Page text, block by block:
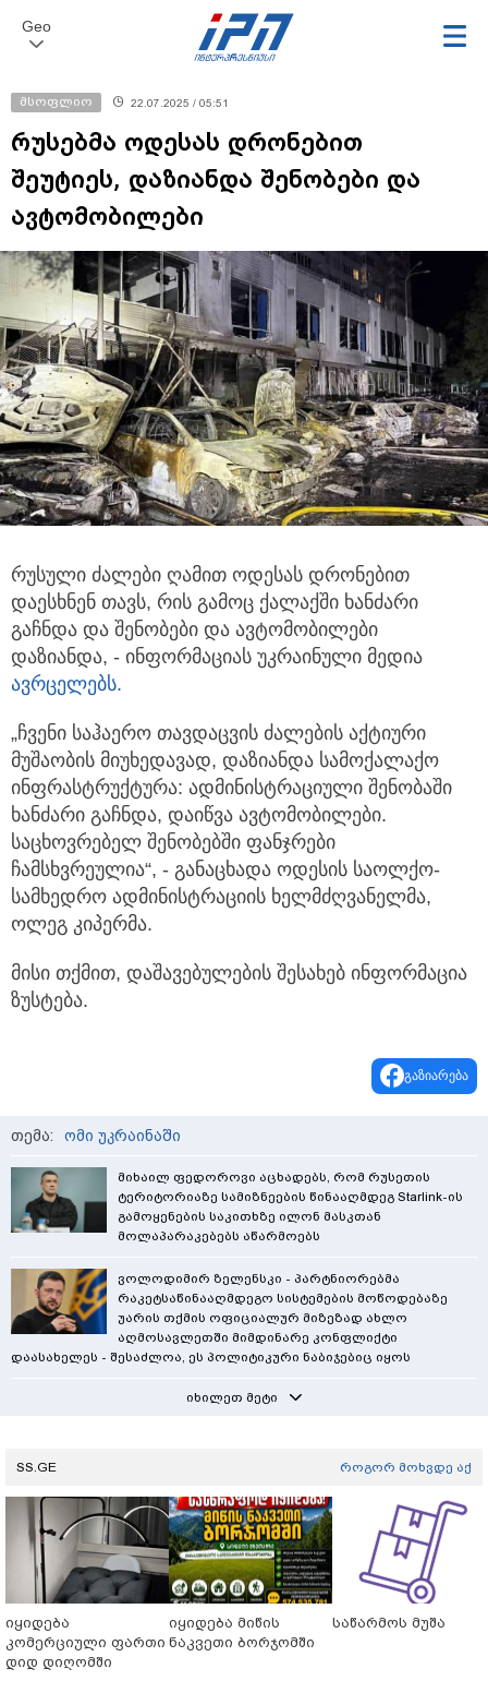
Geo
მსოფლიო 22.07.2025 / 05:51
რუსებმა ოდესას დრონებით
შეუტიეს, დაზიანდა შენობები და
ავტომობილები
რუსული ძალები ღამით ოდესას დრონებით
დაესხნენ თავს, რის გამოც ქალაქში ხანძარი
გაჩნდა და შენობები და ავტომობილები
დაზიანდა, - ინფორმაციას უკრაინული მედია
ავრცელებს.
„ჩვენი საჰაერო თავდაცვის ძალების აქტიური
მუშაობის მიუხედავად, დაზიანდა სამოქალაქო
ინფრასტრუქტურა: ადმინისტრაციული შენობაში
ხანძარი გაჩნდა, დაიწვა ავტომობილები.
საცხოვრებელ შენობებში ფანჯრები
ჩამსხვრეულია“, - განაცხადა ოდესის საოლქო-
სამხედრო ადმინისტრაციის ხელმძღვანელმა,
ოლეგ კიპერმა.
მისი თქმით, დაშავებულების შესახებ ინფორმაცია
ზუსტება.
გაზიარება
თემა: ომი უკრაინაში
მიხაილ ფედოროვი აცხადებს, რომ რუსეთის
ტერიტორიაზე სამიზნეების წინააღმდეგ Starlink-ის
გამოყენების საკითხზე ილონ მასკთან
მოლაპარაკებებს აწარმოებს
ვოლოდიმირ ზელენსკი - პარტნიორებმა
რაკეტსაწინააღმდეგო სისტემების მოწოდებაზე
უარის თქმის ოფიციალურ მიზეზად ახლო
აღმოსავლეთში მიმდინარე კონფლიქტი
დაასახელეს - შესაძლოა, ეს პოლიტიკური ნაბიჯებიც იყოს
იხილეთ მეტი
SS.GE როგორ მოხვდე აქ
იყიდება
კომერციული ფართი
დიდ დიღომში
იყიდება მიწის
ნაკვეთი ბორჯომში
საწარმოს მუშა